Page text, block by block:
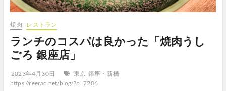
焼肉 レストラン
ランチのコスパは良かった「焼肉うし
ごろ 銀座店」
2023年4月30日 東京 銀座・新橋
https://reerac.net/blog/?p=7206